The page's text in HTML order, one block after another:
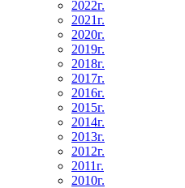
2022г.
2021г.
2020г.
2019г.
2018г.
2017г.
2016г.
2015г.
2014г.
2013г.
2012г.
2011г.
2010г.